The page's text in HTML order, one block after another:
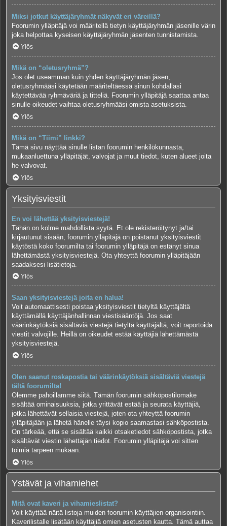
Miksi jotkut käyttäjäryhmät näkyvät eri väreillä?
Foorumin ylläpitäjä voi määritellä tietyn käyttäjäryhmän jäsenille värin
joka helpottaa kyseisen käyttäjäryhmän jäsenten tunnistamista.
Ylös
Mikä on “oletusryhmä”?
Jos olet useamman kuin yhden käyttäjäryhmän jäsen,
oletusryhmääsi käytetään määriteltäessä sinun kohdallasi
käytettävää ryhmäväriä ja titteliä. Foorumin ylläpitäjä saattaa antaa
sinulle oikeudet vaihtaa oletusryhmääsi omista asetuksista.
Ylös
Mikä on “Tiimi” linkki?
Tämä sivu näyttää sinulle listan foorumin henkilökunnasta,
mukaanluettuna ylläpitäjät, valvojat ja muut tiedot, kuten alueet joita
he valvovat.
Ylös
Yksityisviestit
En voi lähettää yksityisviestejä!
Tähän on kolme mahdollista syytä. Et ole rekisteröitynyt ja/tai
kirjautunut sisään, foorumin ylläpitäjä on poistanut yksityisviestit
käytöstä koko foorumilta tai foorumin ylläpitäjä on estänyt sinua
lähettämästä yksityisviestejä. Ota yhteyttä foorumin ylläpitäjään
saadaksesi lisätietoja.
Ylös
Saan yksityisviestejä joita en halua!
Voit automaattisesti poistaa yksityisviestit tietyltä käyttäjältä
käyttämällä käyttäjänhallinnan viestisääntöjä. Jos saat
väärinkäytöksiä sisältäviä viestejä tietyltä käyttäjältä, voit raportoida
viestit valvojille. Heillä on oikeudet estää käyttäjiä lähettämästä
yksityisviestejä.
Ylös
Olen saanut roskapostia tai väärinkäytöksiä sisältäviä viestejä
tältä foorumilta!
Olemme pahoillamme siitä. Tämän foorumin sähköpostilomake
sisältää ominaisuuksia, jotka yrittävät estää ja seurata käyttäjiä,
jotka lähettävät sellaisia viestejä, joten ota yhteyttä foorumin
ylläpitäjään ja lähetä hänelle täysi kopio saamastasi sähköpostista.
On tärkeää, että se sisältää kaikki otsaketiedot sähköpostista, jotka
sisältävät viestin lähettäjän tiedot. Foorumin ylläpitäjä voi sitten
toimia tarpeen mukaan.
Ylös
Ystävät ja vihamiehet
Mitä ovat kaveri ja vihamieslistat?
Voit käyttää näitä listoja muiden foorumin käyttäjien organisointiin.
Kaverilistalle lisätään käyttäjiä omien asetusten kautta. Tämä auttaa